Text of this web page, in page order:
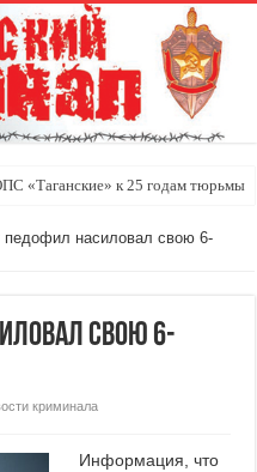
«Таганские» к 25 годам тюрьмы
насиловал свою 6-
свою 6-
криминала
Информация, что